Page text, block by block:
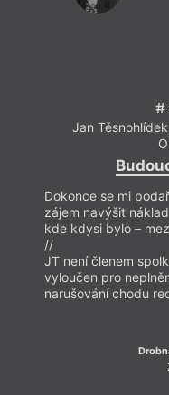
Jan Těsnohlídek
Dokonce se mi
zájem navýšit
kde kdysi bylo –
//
JT není členem
vyloučen pro
narušování chodu